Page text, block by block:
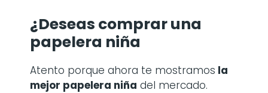
¿Deseas comprar una
papelera niña
Atento porque ahora te mostramos la
mejor papelera niña del mercado.